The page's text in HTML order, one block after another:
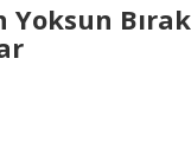
Yoksun